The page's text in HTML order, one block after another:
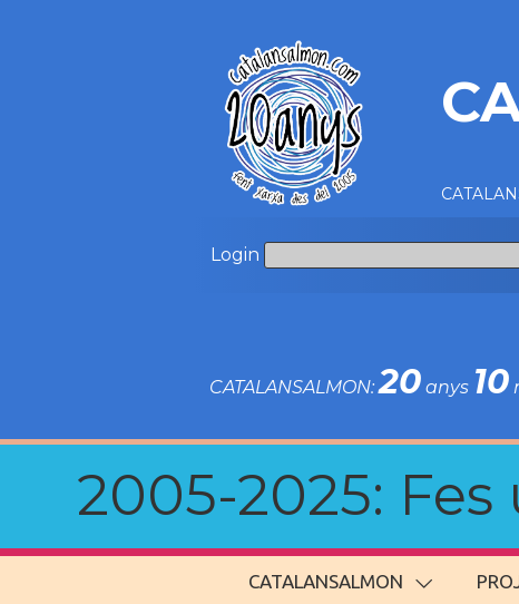
Login
CATALANSALMON:20anys 10
2005-2025:
CATALANSALMON